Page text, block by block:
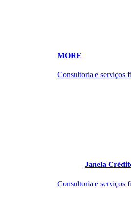
MORE
Consultoria e serviços
Janela
Consultoria e serviços